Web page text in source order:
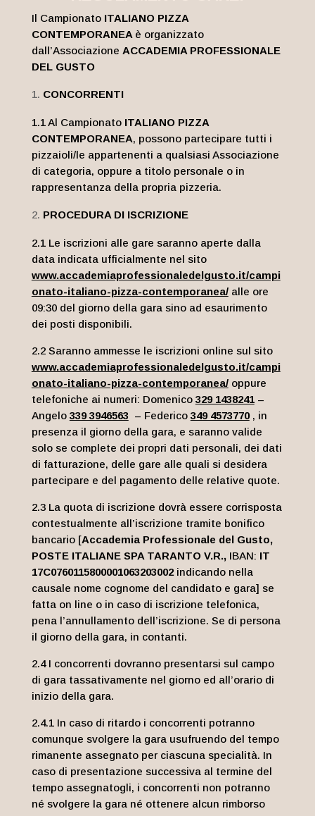
Il Campionato ITALIANO PIZZA
CONTEMPORANEA è organizzato
dall’Associazione ACCADEMIA PROFESSIONALE
DEL GUSTO
CONCORRENTI
1.1 Al Campionato ITALIANO PIZZA
CONTEMPORANEA, possono partecipare tutti i
pizzaioli/le appartenenti a qualsiasi Associazione
di categoria, oppure a titolo personale o in
rappresentanza della propria pizzeria.
PROCEDURA DI ISCRIZIONE
2.1 Le iscrizioni alle gare saranno aperte dalla
data indicata ufficialmente nel sito
www.accademiaprofessionaledelgusto.it/campi
onato-italiano-pizza-contemporanea/alle ore
09:30 del giorno della gara sino ad esaurimento
dei posti disponibili.
2.2 Saranno ammesse le iscrizioni online sul sito
www.accademiaprofessionaledelgusto.it/campi
onato-italiano-pizza-contemporanea/ oppure
telefoniche ai numeri: Domenico 329 1438241–
Angelo 339 3946563 – Federico 349 4573770, in
presenza il giorno della gara, e saranno valide
solo se complete dei propri dati personali, dei dati
di fatturazione, delle gare alle quali si desidera
partecipare e del pagamento delle relative quote.
2.3 La quota di iscrizione dovrà essere corrisposta
contestualmente all’iscrizione tramite bonifico
bancario [Accademia Professionale del Gusto,
POSTE ITALIANE SPA TARANTO V.R., IBAN: IT
17C0760115800001063203002indicando nella
causale nome cognome del candidato e gara] se
fatta on line o in caso di iscrizione telefonica,
pena l’annullamento dell’iscrizione. Se di persona
il giorno della gara, in contanti.
2.4 I concorrenti dovranno presentarsi sul campo
di gara tassativamente nel giorno ed all’orario di
inizio della gara.
2.4.1 In caso di ritardo i concorrenti potranno
comunque svolgere la gara usufruendo del tempo
rimanente assegnato per ciascuna specialità. In
caso di presentazione successiva al termine del
tempo assegnatogli, i concorrenti non potranno
né svolgere la gara né ottenere alcun rimborso